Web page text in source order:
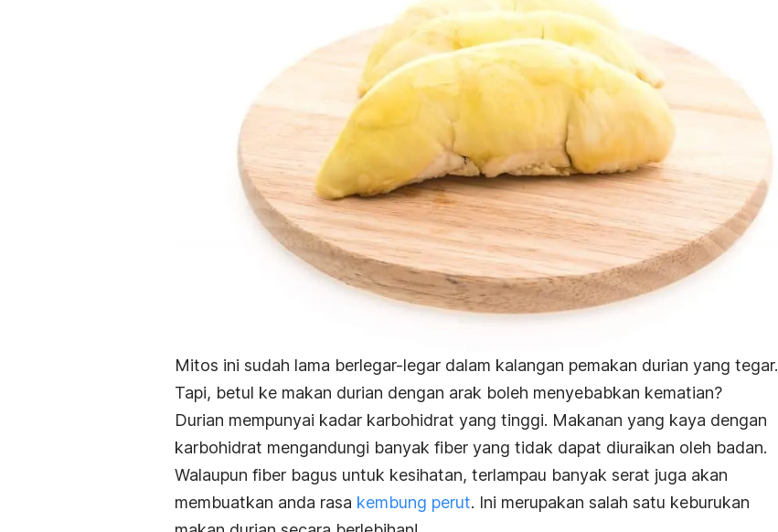
Mitos ini sudah lama berlegar-legar dalam kalangan pemakan durian yang tegar.
Tapi, betul ke makan durian dengan arak boleh menyebabkan kematian?
Durian mempunyai kadar karbohidrat yang tinggi. Makanan yang kaya dengan
karbohidrat mengandungi banyak fiber yang tidak dapat diuraikan oleh badan.
Walaupun fiber bagus untuk kesihatan, terlampau banyak serat juga akan
membuatkan anda rasa kembung perut. Ini merupakan salah satu keburukan